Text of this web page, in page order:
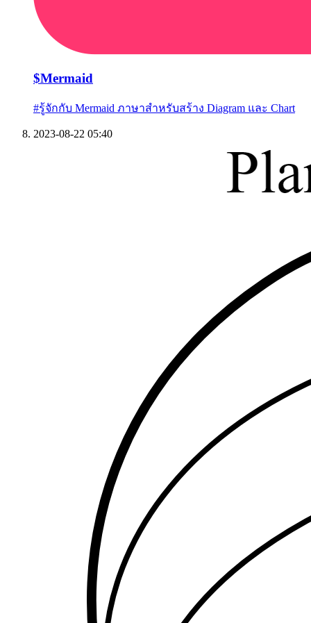
$Mermaid
#รู้จักกับ Mermaid ภาษาสำหรับสร้าง Diagram และ Chart
2023-08-22 05:40